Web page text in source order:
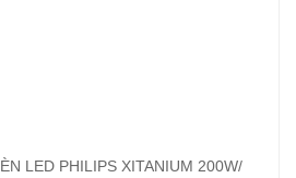
LED PHILIPS XITANIUM 200W/